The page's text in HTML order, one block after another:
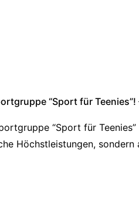
“Sport für Teenies”!
“Sport für
Höchstleistungen,